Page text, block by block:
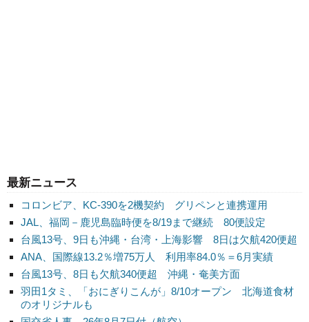
最新ニュース
コロンビア、KC-390を2機契約 グリペンと連携運用
JAL、福岡－鹿児島臨時便を8/19まで継続 80便設定
台風13号、9日も沖縄・台湾・上海影響 8日は欠航420便超
ANA、国際線13.2％増75万人 利用率84.0％＝6月実績
台風13号、8日も欠航340便超 沖縄・奄美方面
羽田1タミ、「おにぎりこんが」8/10オープン 北海道食材
のオリジナルも